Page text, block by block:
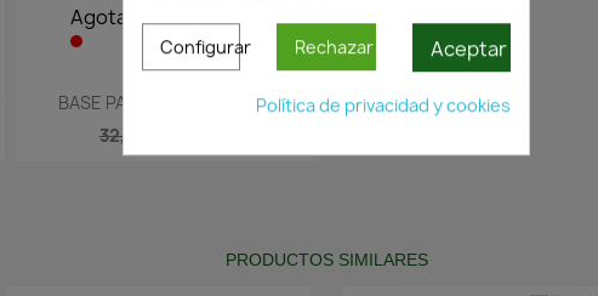
Agotado·Envío 7/14 días

BASE PARA CANDADO DE...
32,43 €
PRODUCTOS SIMILARES
Configurar Rechazar Aceptar
Política de privacidad y cookies